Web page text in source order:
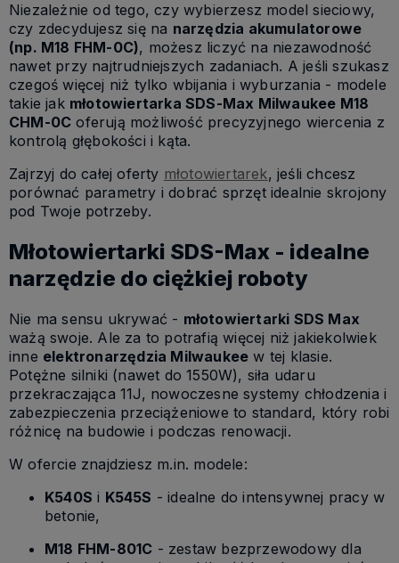
Niezależnie od tego, czy wybierzesz model sieciowy,
czy zdecydujesz się na narzędzia akumulatorowe
(np. M18 FHM-0C), możesz liczyć na niezawodność
nawet przy najtrudniejszych zadaniach. A jeśli szukasz
czegoś więcej niż tylko wbijania i wyburzania - modele
takie jak młotowiertarka SDS-Max Milwaukee M18
CHM-0C oferują możliwość precyzyjnego wiercenia z
kontrolą głębokości i kąta.
Zajrzyj do całej oferty młotowiertarek, jeśli chcesz
porównać parametry i dobrać sprzęt idealnie skrojony
pod Twoje potrzeby.
Młotowiertarki SDS-Max - idealne
narzędzie do ciężkiej roboty
Nie ma sensu ukrywać - młotowiertarki SDS Max
ważą swoje. Ale za to potrafią więcej niż jakiekolwiek
inne elektronarzędzia Milwaukee w tej klasie.
Potężne silniki (nawet do 1550W), siła udaru
przekraczająca 11J, nowoczesne systemy chłodzenia i
zabezpieczenia przeciążeniowe to standard, który robi
różnicę na budowie i podczas renowacji.
W ofercie znajdziesz m.in. modele:
K540S i K545S - idealne do intensywnej pracy w
betonie,
M18 FHM-801C - zestaw bezprzewodowy dla